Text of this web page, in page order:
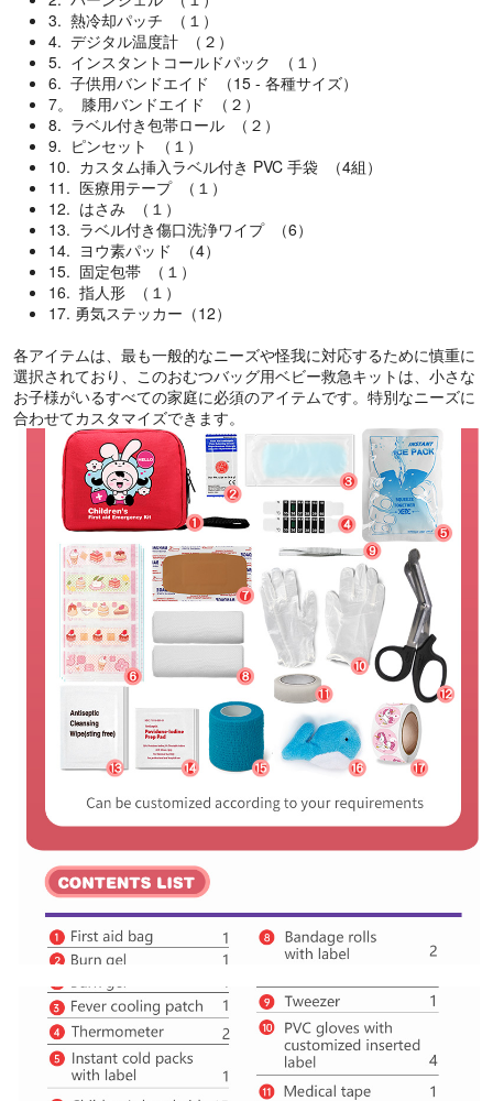
3. 熱冷却パッチ （１）
4. デジタル温度計 （２）
5. インスタントコールドパック （１）
6. 子供用バンドエイド （15 - 各種サイズ）
7。 膝用バンドエイド （２）
8. ラベル付き包帯ロール （２）
9. ピンセット （１）
10. カスタム挿入ラベル付き PVC 手袋 （4組）
11. 医療用テープ （１）
12. はさみ （１）
13. ラベル付き傷口洗浄ワイプ （6）
14. ヨウ素パッド （4）
15. 固定包帯 （１）
16. 指人形 （１）
17. 勇気ステッカー（12）
各アイテムは、最も一般的なニーズや怪我に対応するために慎重に
選択されており、このおむつバッグ用ベビー救急キットは、小さな
お子様がいるすべての家庭に必須のアイテムです。特別なニーズに
合わせてカスタマイズできます。